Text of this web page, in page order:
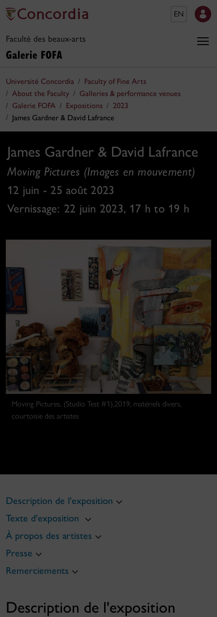
EN
Faculté des beaux-arts
Galerie FOFA
Université Concordia
Faculty of Fine Arts
About the Faculty
Galleries & performance venues
Galerie FOFA
Expositions
2023
James Gardner & David Lafrance
James Gardner & David Lafrance
Moving Pictures (Images en mouvement)
12 juin - 25 août 2023
Vernissage: 22 juin 2023, 17 h to 19 h
Moving Pictures, (Studio Test #1),2019, matériels divers,
courtoisie des artistes
Description de l'exposition
Texte d'exposition
À propos des artistes
Presse
Remerciements
Description de l'exposition